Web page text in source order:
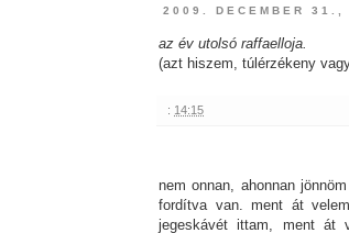
2009. DECEMBER 31.,
az év utolsó raffaelloja.
(azt hiszem, túlérzékeny
: 14:15
nem onnan, ahonnan
fordítva van. ment át
jegeskávét ittam, ment át